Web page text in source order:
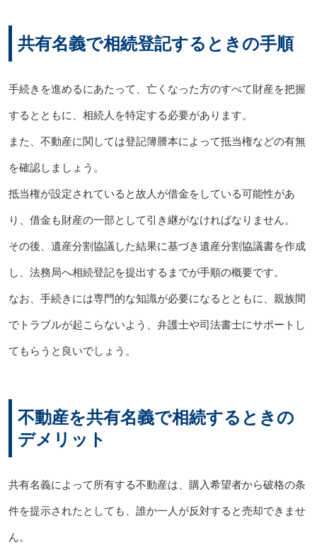
共有名義で相続登記するときの手順
手続きを進めるにあたって、亡くなった方のすべて財産を把握
するとともに、相続人を特定する必要があります。
また、不動産に関しては登記簿謄本によって抵当権などの有無
を確認しましょう。
抵当権が設定されていると故人が借金をしている可能性があ
り、借金も財産の一部として引き継がなければなりません。
その後、遺産分割協議した結果に基づき遺産分割協議書を作成
し、法務局へ相続登記を提出するまでが手順の概要です。
なお、手続きには専門的な知識が必要になるとともに、親族間
でトラブルが起こらないよう、弁護士や司法書士にサポートし
てもらうと良いでしょう。
不動産を共有名義で相続するときの
デメリット
共有名義によって所有する不動産は、購入希望者から破格の条
件を提示されたとしても、誰か一人が反対すると売却できませ
ん。